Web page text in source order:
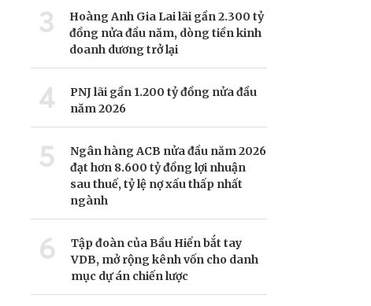
3
Hoàng Anh Gia Lai lãi gần 2.300 tỷ
đồng nửa đầu năm, dòng tiền kinh
doanh dương trở lại
4
PNJ lãi gần 1.200 tỷ đồng nửa đầu
năm 2026
5
Ngân hàng ACB nửa đầu năm 2026
đạt hơn 8.600 tỷ đồng lợi nhuận
sau thuế, tỷ lệ nợ xấu thấp nhất
ngành
6
Tập đoàn của Bầu Hiển bắt tay
VDB, mở rộng kênh vốn cho danh
mục dự án chiến lược